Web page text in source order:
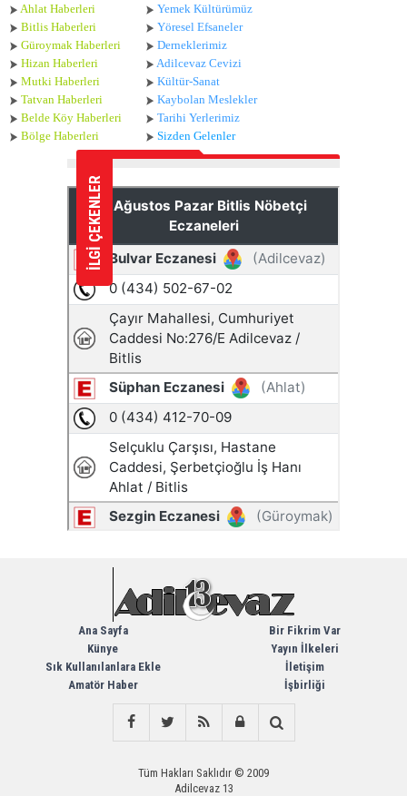
Ahlat Haberleri
Bitlis Haberleri
Güroymak Haberleri
Hizan Haberleri
Mutki Haberleri
Tatvan Haberleri
Belde Köy Haberleri
Bölge Haberleri
Yemek Kültürümüz
Yöresel Efsaneler
Derneklerimiz
Adilcevaz Cevizi
Kültür-Sanat
Kaybolan Meslekler
Tarihi Yerlerimiz
Sizden Gelenler
İLGİ ÇEKENLER
Ana Sayfa
Künye
Sık Kullanılanlara Ekle
Amatör Haber
Bir Fikrim Var
Yayın İlkeleri
İletişim
İşbirliği
Tüm Hakları Saklıdır © 2009
Adilcevaz 13